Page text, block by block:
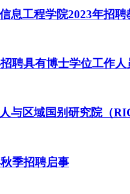
息工程学院2023年招聘
聘具有博士学位工作人
与区域国别研究院（
季招聘启事